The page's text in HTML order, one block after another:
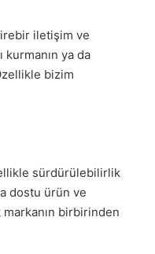
iletişim ve
kurmanın ya da
bizim
sürdürülebilirlik
dostu ürün ve
markanın birbirinden